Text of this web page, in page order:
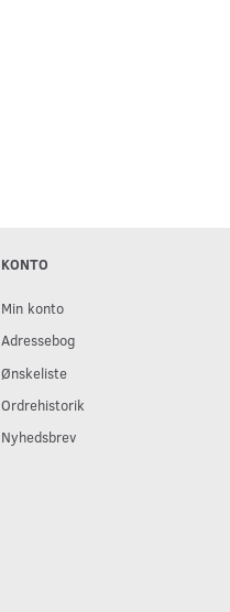
KONTO
Min konto
Adressebog
Ønskeliste
Ordrehistorik
Nyhedsbrev